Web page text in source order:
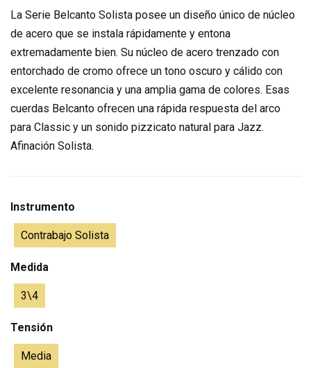
La Serie Belcanto Solista posee un diseño único de núcleo
de acero que se instala rápidamente y entona
extremadamente bien. Su núcleo de acero trenzado con
entorchado de cromo ofrece un tono oscuro y cálido con
excelente resonancia y una amplia gama de colores. Esas
cuerdas Belcanto ofrecen una rápida respuesta del arco
para Classic y un sonido pizzicato natural para Jazz.
Afinación Solista.
Instrumento
Contrabajo Solista
Medida
3\4
Tensión
Media